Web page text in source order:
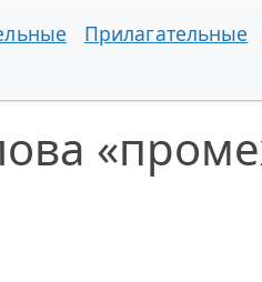
Прилагательные